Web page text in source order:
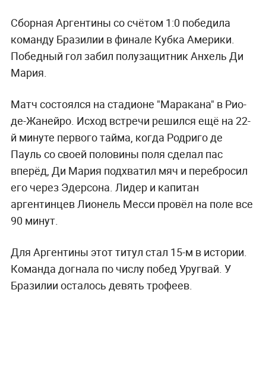
Сборная Аргентины со счётом 1:0 победила
команду Бразилии в финале Кубка Америки.
Победный гол забил полузащитник Анхель Ди
Мария.
Матч состоялся на стадионе "Маракана" в Рио-
де-Жанейро. Исход встречи решился ещё на 22-
й минуте первого тайма, когда Родриго де
Пауль со своей половины поля сделал пас
вперёд, Ди Мария подхватил мяч и перебросил
его через Эдерсона. Лидер и капитан
аргентинцев Лионель Месси провёл на поле все
90 минут.
Для Аргентины этот титул стал 15-м в истории.
Команда догнала по числу побед Уругвай. У
Бразилии осталось девять трофеев.